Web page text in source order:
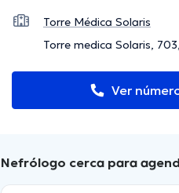
Torre Médica Solaris
Torre medica Solaris,
Ver
Nefrólogo cerca para